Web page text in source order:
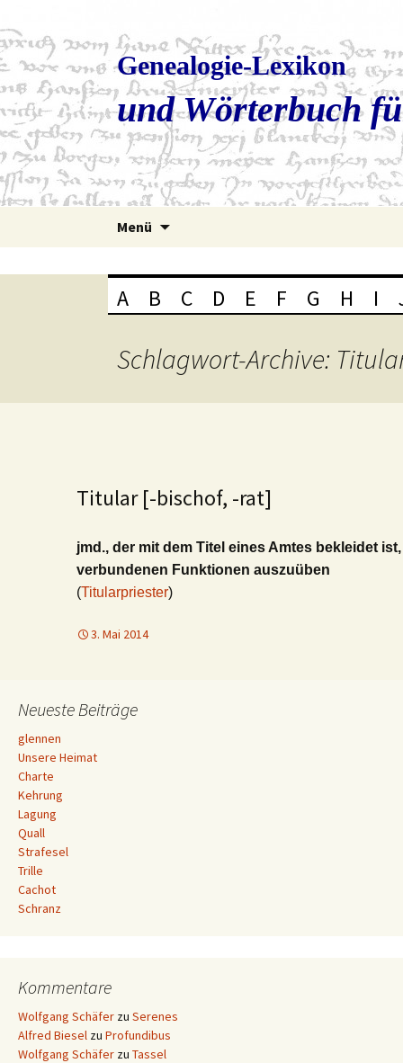
Genealogie-Lexikon
und Wörterbuch
Menü
A B C D E F G H I
Schlagwort-Archive:
Titular [-bischof, -rat]
jmd., der mit dem Titel eines Amtes bekleidet
verbundenen Funktionen auszuüben
(Titularpriester)
3. Mai 2014
Neueste Beiträge
glennen
Unsere Heimat
Charte
Kehrung
Lagung
Quall
Strafesel
Trille
Cachot
Schranz
Kommentare
Wolfgang Schäfer zu Serenes
Alfred Biesel zu Profundibus
Wolfgang Schäfer zu Tassel